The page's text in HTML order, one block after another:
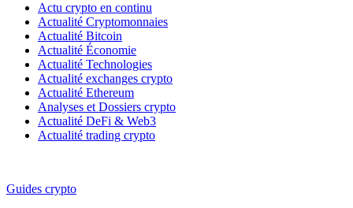
Actu crypto en continu
Actualité Cryptomonnaies
Actualité Bitcoin
Actualité Économie
Actualité Technologies
Actualité exchanges crypto
Actualité Ethereum
Analyses et Dossiers crypto
Actualité DeFi & Web3
Actualité trading crypto
Guides crypto